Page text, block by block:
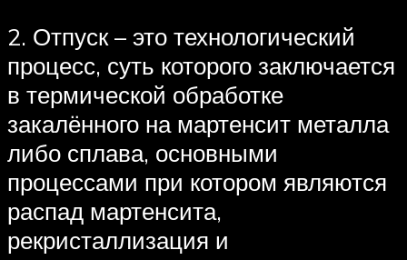
2. Отпуск – это технологический
процесс, суть которого заключается
в термической обработке
закалённого на мартенсит металла
либо сплава, основными
процессами при котором являются
распад мартенсита,
рекристаллизация и